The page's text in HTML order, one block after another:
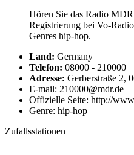
Hören Sie das Radio
Registrierung bei Vo-
Genres hip-hop.
Land: Germany
Telefon: 08000 - 210000
Adresse: Gerberstraße 2,
E-mail: 210000@mdr.de
Offizielle Seite: http://
Genre: hip-hop
Zufallsstationen